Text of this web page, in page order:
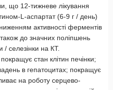
що 12-тижневе лікування
L-аспартат (6-9 г / день)
активності ферментів
також до значних поліпшень
/ селезінки на КТ.
покращує стан клітин печінки;
в гепатоцитах; покращує
на роботу серцево-